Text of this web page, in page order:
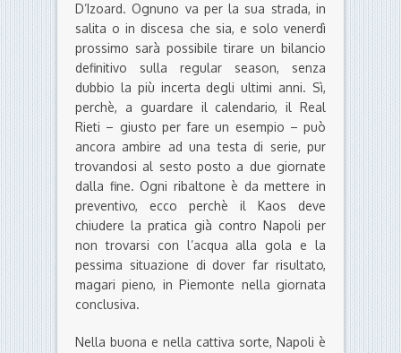
D’Izoard. Ognuno va per la sua strada, in
salita o in discesa che sia, e solo venerdì
prossimo sarà possibile tirare un bilancio
definitivo sulla regular season, senza
dubbio la più incerta degli ultimi anni. Sì,
perchè, a guardare il calendario, il Real
Rieti – giusto per fare un esempio – può
ancora ambire ad una testa di serie, pur
trovandosi al sesto posto a due giornate
dalla fine. Ogni ribaltone è da mettere in
preventivo, ecco perchè il Kaos deve
chiudere la pratica già contro Napoli per
non trovarsi con l’acqua alla gola e la
pessima situazione di dover far risultato,
magari pieno, in Piemonte nella giornata
conclusiva.
Nella buona e nella cattiva sorte, Napoli è